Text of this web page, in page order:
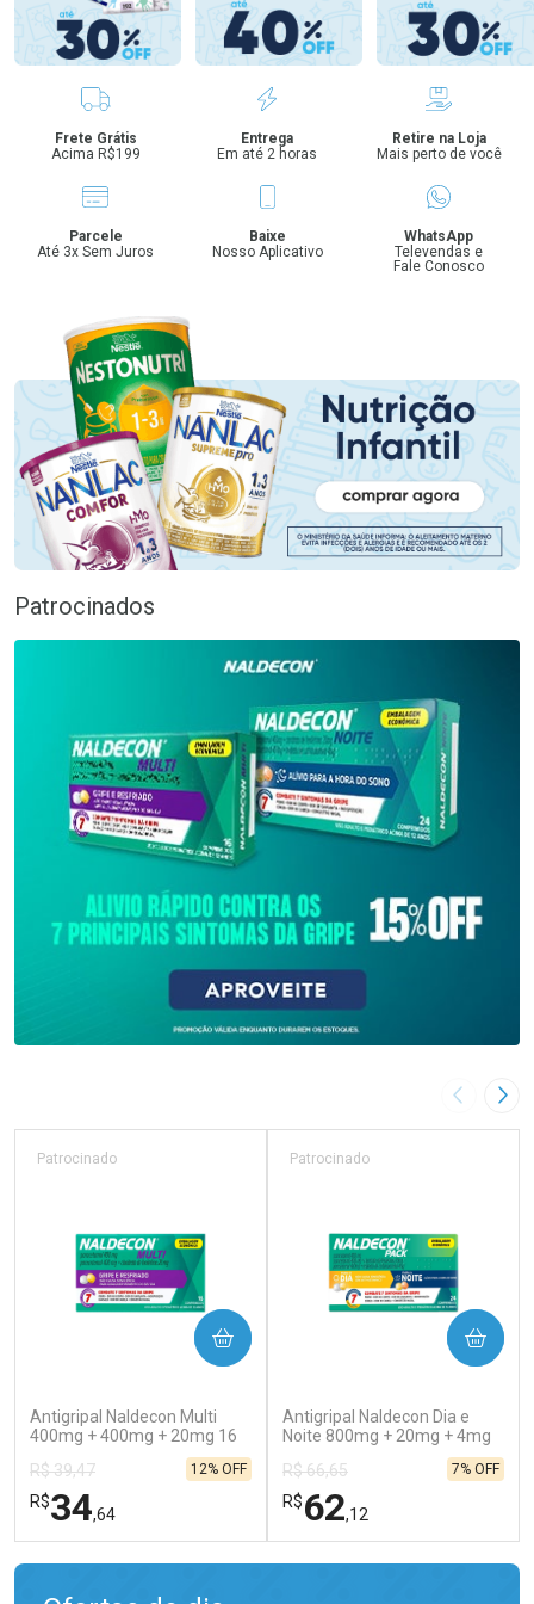
Benefícios
Frete Grátis
Acima R$199
Entrega
Em até 2 horas
Retire na Loja
Mais perto de você
Parcele
Até 3x Sem Juros
Baixe
Nosso Aplicativo
WhatsApp
Televendas e
Fale Conosco
Patrocinados
Imagem
Antigripal Naldecon Multi
400mg + 400mg + 20mg 16
Patrocinado
R$ 39,47
R$34,64
12% OFF
COMPRAR
Antigripal Naldecon Dia e
Noite 800mg + 20mg + 4mg
Patrocinado
R$ 66,65
R$62,12
7% OFF
COMPRAR